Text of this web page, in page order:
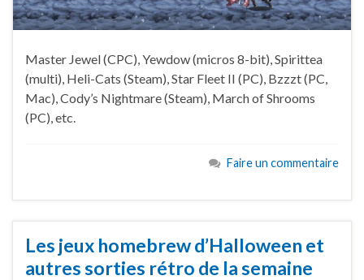
Master Jewel (CPC), Yewdow (micros 8-bit), Spirittea
(multi), Heli-Cats (Steam), Star Fleet II (PC), Bzzzt (PC,
Mac), Cody’s Nightmare (Steam), March of Shrooms
(PC), etc.
Faire un commentaire
Les jeux homebrew d’Halloween et
autres sorties rétro de la semaine